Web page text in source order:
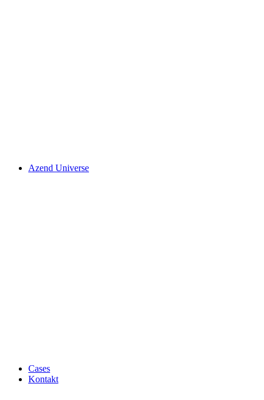
Azend Universe
Cases
Kontakt